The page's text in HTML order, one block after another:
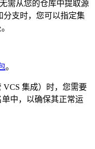
需从您的仓库中提取源
分支时，您可以指定集
。
VCS 集成）时，您需要
中，以确保其正常运